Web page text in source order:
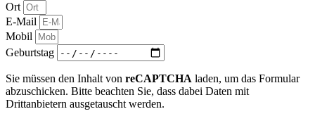
Ort
E-Mail
Mobil
Geburtstag
Sie müssen den Inhalt von reCAPTCHA laden, um das Formular
abzuschicken. Bitte beachten Sie, dass dabei Daten mit
Drittanbietern ausgetauscht werden.